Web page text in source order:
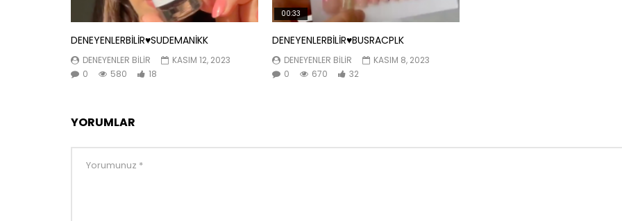
DENEYENLERBİLİR♥️SUDEMANİKK
DENEYENLER BILIR
KASIM 12, 2023
0
580 18
00:33
DENEYENLERBİLİR♥️BUSRACPLK
DENEYENLER BILIR
KASIM 8, 2023
0
670 32
YORUMLAR